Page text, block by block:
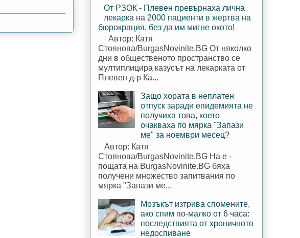
От РЗОК - Плевен превърнаха лична
лекарка на 2000 пациенти в жертва на
бюрокрация, без да им мигне окото!
Автор: Катя
Стоянова/BurgasNovinite.BG От няколко
дни в общественото пространство се
мултиплицира казусът на лекарката от
Плевен д-р Ка...
Защо хората в неплатен
отпуск заради епидемията не
получиха това, което
очакваха по мярка "Запази
ме" за ноември месец?
Автор: Катя
Стоянова/BurgasNovinite.BG На е -
пощата на BurgasNovinite.BG бяха
получени множество запитвания по
мярка "Запази ме...
Мозъкът изтрива спомените,
ако спим по-малко от 6 часа:
последствията от хроничното
недоспиване